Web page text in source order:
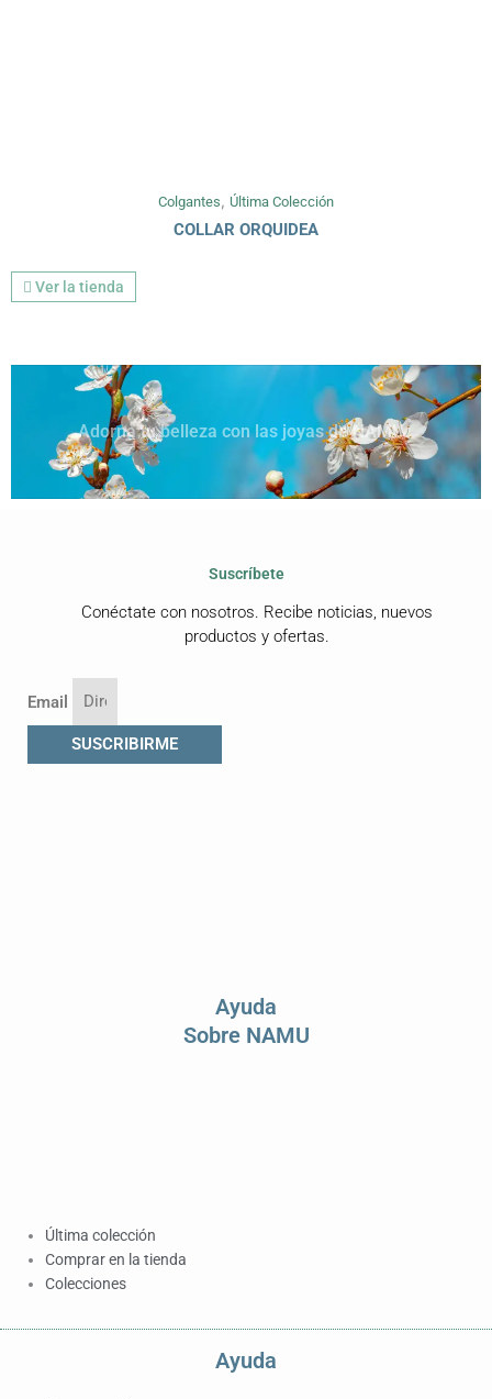
Colgantes, Última Colección
COLLAR ORQUIDEA
Ver la tienda
Adorna tu belleza con las joyas de NAMU
Suscríbete
Conéctate con nosotros. Recibe noticias, nuevos
productos y ofertas.
Email
SUSCRIBIRME
Ayuda
Sobre NAMU
Última colección
Comprar en la tienda
Colecciones
Ayuda